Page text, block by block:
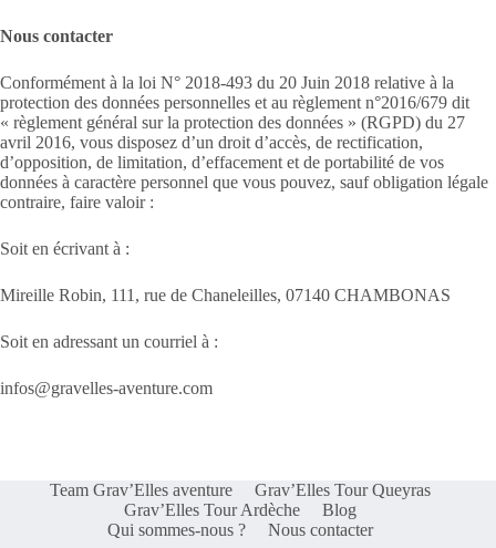
Nous contacter
Conformément à la loi N° 2018-493 du 20 Juin 2018 relative à la
protection des données personnelles et au règlement n°2016/679 dit
« règlement général sur la protection des données » (RGPD) du 27
avril 2016, vous disposez d’un droit d’accès, de rectification,
d’opposition, de limitation, d’effacement et de portabilité de vos
données à caractère personnel que vous pouvez, sauf obligation légale
contraire, faire valoir :
Soit en écrivant à :
Mireille Robin, 111, rue de Chaneleilles, 07140 CHAMBONAS
Soit en adressant un courriel à :
infos@gravelles-aventure.com
Team Grav’Elles aventure
Grav’Elles Tour Queyras
Grav’Elles Tour Ardèche
Blog
Qui sommes-nous ?
Nous contacter